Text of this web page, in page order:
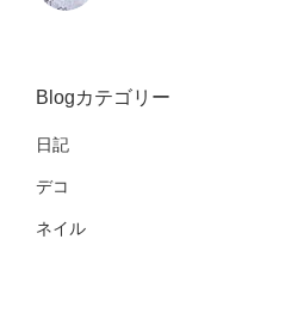
Blogカテゴリー
日記
デコ
ネイル